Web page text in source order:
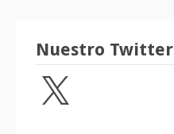
Nuestro Twitter